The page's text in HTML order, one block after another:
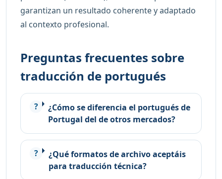
garantizan un resultado coherente y adaptado
al contexto profesional.
Preguntas frecuentes sobre
traducción de portugués
¿Cómo se diferencia el portugués de
Portugal del de otros mercados?
¿Qué formatos de archivo aceptáis
para traducción técnica?